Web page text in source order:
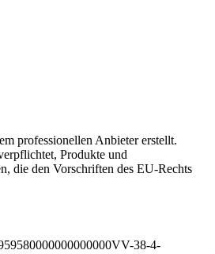
professionellen Anbieter erstellt.
Produkte und
die den Vorschriften des EU-Rechts
38-4-